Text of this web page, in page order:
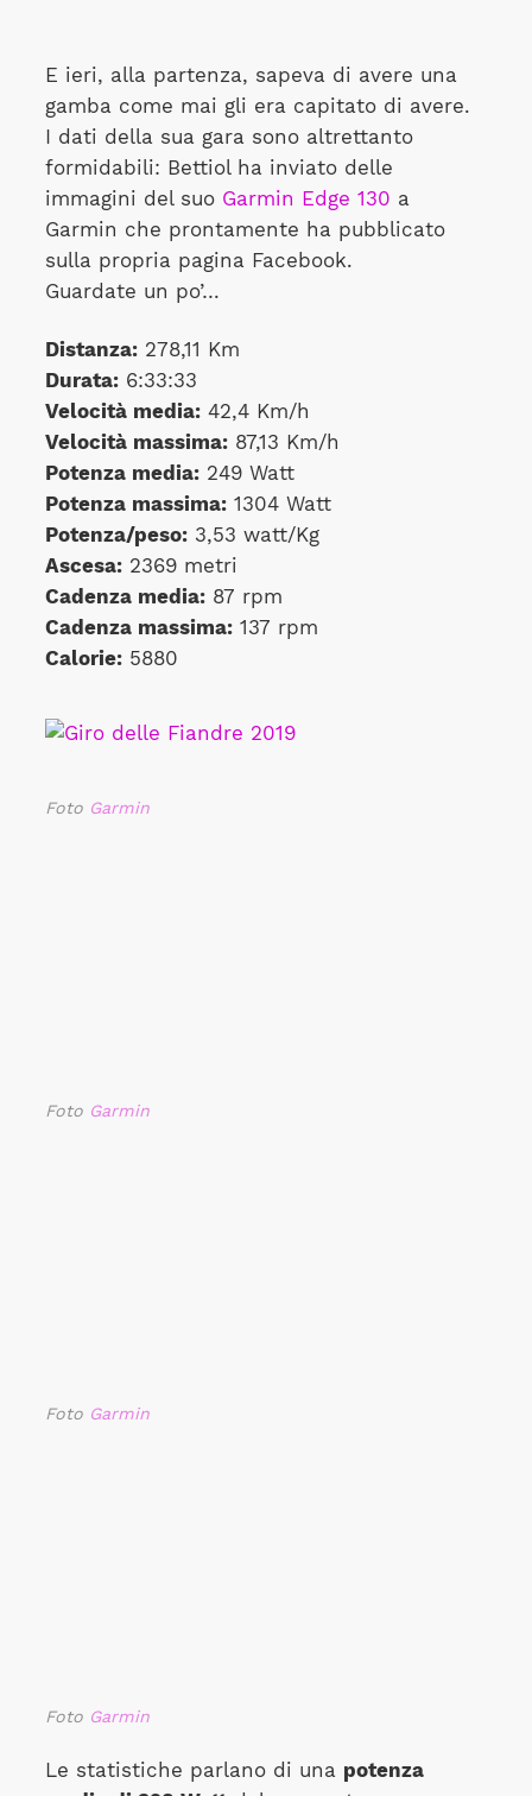
E ieri, alla partenza, sapeva di avere una
gamba come mai gli era capitato di avere.
I dati della sua gara sono altrettanto
formidabili: Bettiol ha inviato delle
immagini del suo Garmin Edge 130 a
Garmin che prontamente ha pubblicato
sulla propria pagina Facebook.
Guardate un po’…
Distanza:278,11 Km
Durata:6:33:33
Velocità media:42,4 Km/h
Velocità massima:87,13 Km/h
Potenza media:249 Watt
Potenza massima:1304 Watt
Potenza/peso:3,53 watt/Kg
Ascesa:2369 metri
Cadenza media:87 rpm
Cadenza massima:137 rpm
Calorie:5880
Foto Garmin
Foto Garmin
Foto Garmin
Foto Garmin
Le statistiche parlano di una potenza